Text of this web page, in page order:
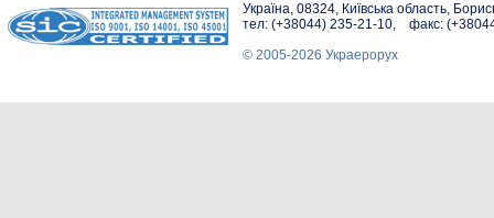
Україна, 08324, Київська область,
тел: (+38044) 235-21-10, факс:
© 2005-2026 Украерорух